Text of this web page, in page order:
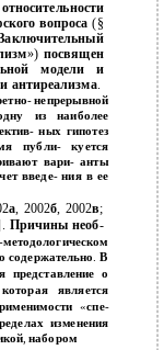
вопроса(§
»)посвящен
модели и
антиреализма.
-непрерывной
из наиболее
-ных гипотез
публи-куется
вари-анты
введе-ния в ее
а, 2002б, 2002в;
Причины необ-
-методологическом
содержательно.В
представление о
которая является
«спе-
изменения
,набором